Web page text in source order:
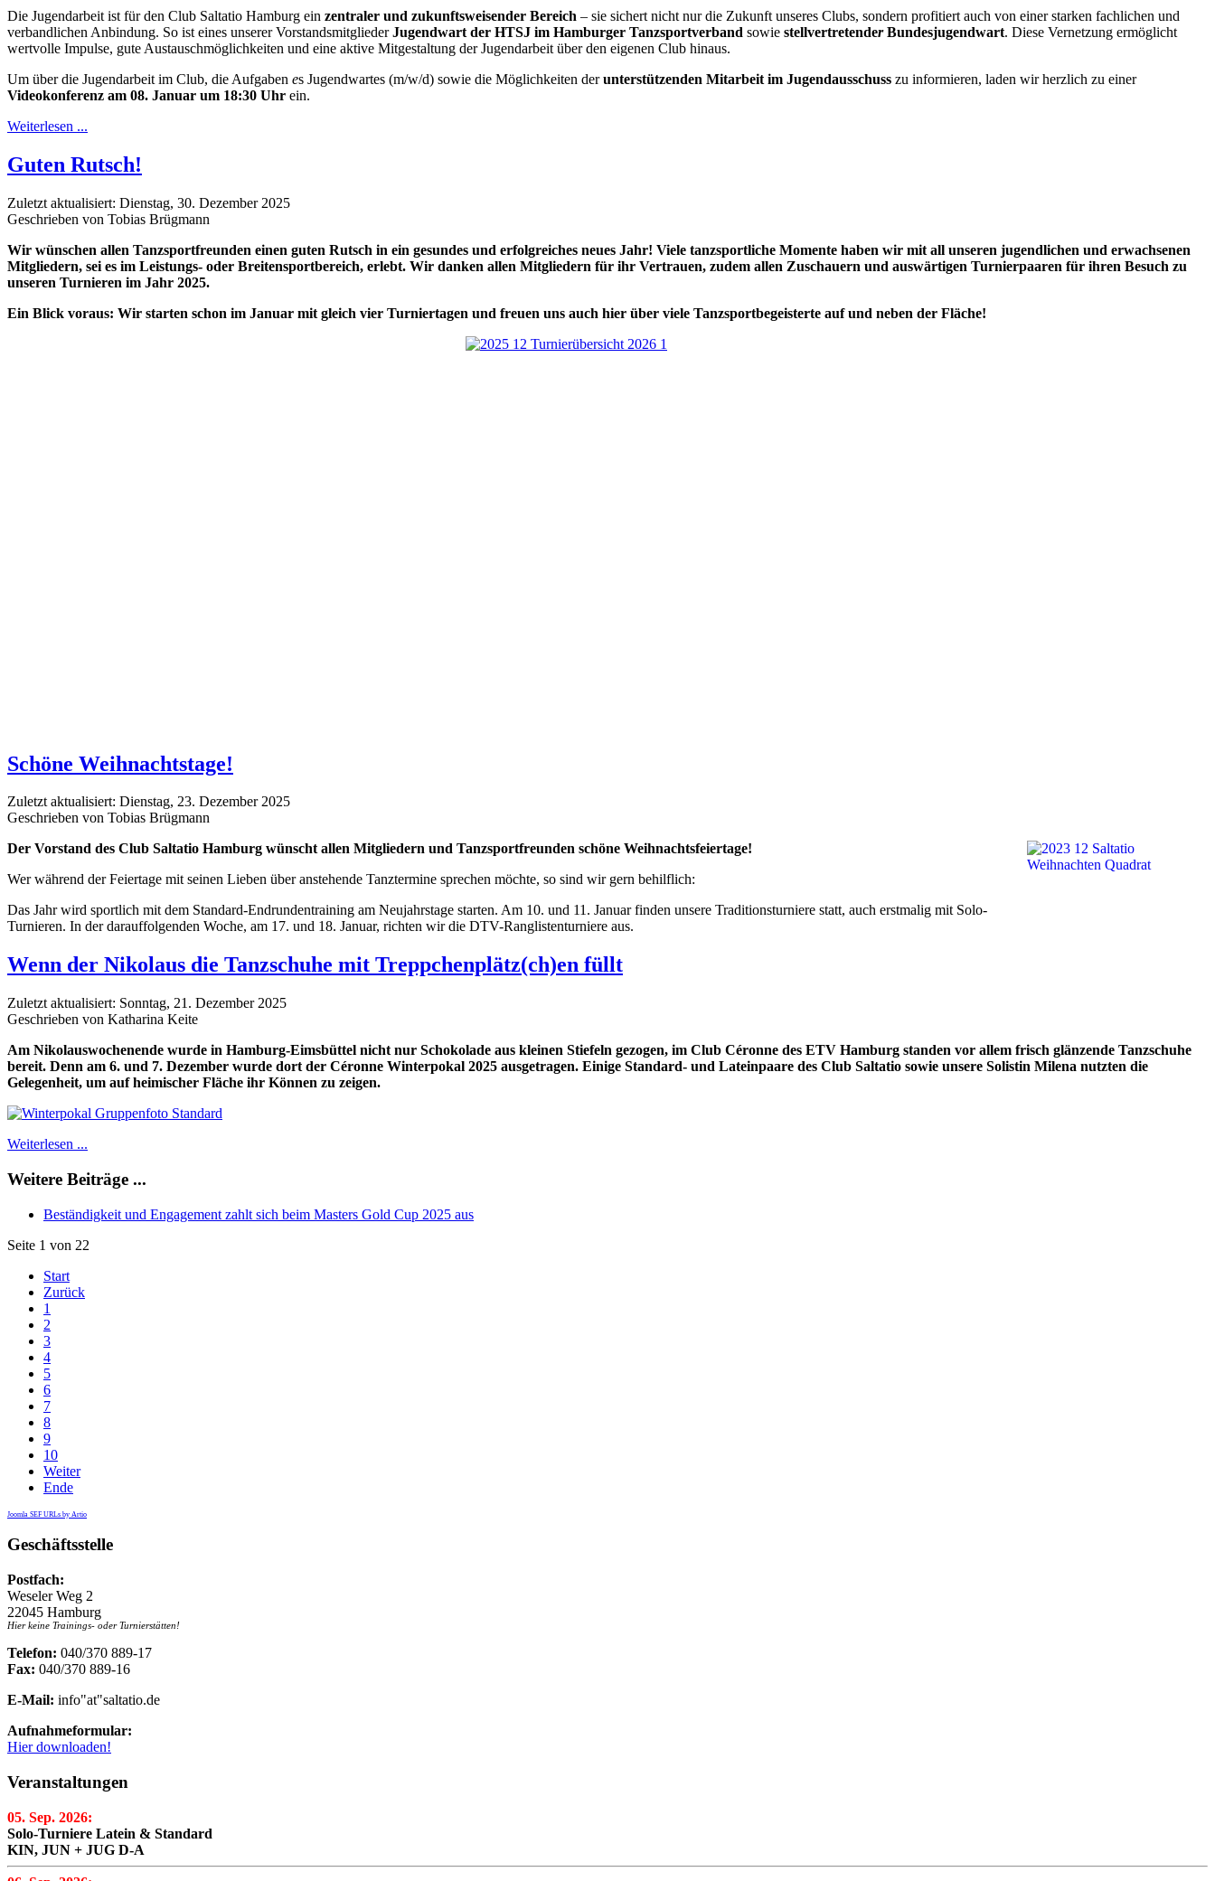
Die Jugendarbeit ist für den Club Saltatio Hamburg ein zentraler und zukunftsweisender Bereich – sie sichert nicht nur die Zukunft unseres Clubs, sondern profitiert auch von einer starken fachlichen und
verbandlichen Anbindung. So ist eines unserer VorstandsmitgliederJugendwart der HTSJ im Hamburger Tanzsportverband sowie stellvertretenderBundesjugendwart. Diese Vernetzung ermöglicht
wertvolle Impulse, gute Austauschmöglichkeiten und eine aktive Mitgestaltung der Jugendarbeit über den eigenen Club hinaus.
Um über die Jugendarbeit im Club, die Aufgaben es Jugendwartes (m/w/d) sowie die Möglichkeiten derunterstützenden Mitarbeit im Jugendausschuss zu informieren, laden wir herzlich zu einer
Videokonferenz am 08. Januar um 18:30 Uhr ein.
Weiterlesen ...
Guten Rutsch!
Zuletzt aktualisiert: Dienstag, 30. Dezember 2025
Geschrieben von Tobias Brügmann
Wir wünschen allen Tanzsportfreunden einen guten Rutsch in ein gesundes und erfolgreiches neues Jahr! Viele tanzsportliche Momente haben wir mit all unseren jugendlichen und erwachsenen
Mitgliedern, sei es im Leistungs- oder Breitensportbereich, erlebt. Wir danken allen Mitgliedern für ihr Vertrauen, zudem allen Zuschauern und auswärtigen Turnierpaaren für ihren Besuch zu
unseren Turnieren im Jahr 2025.
Ein Blick voraus: Wir starten schon im Januar mit gleich vier Turniertagen und freuen uns auch hier über viele Tanzsportbegeisterte auf und neben der Fläche!
Schöne Weihnachtstage!
Zuletzt aktualisiert: Dienstag, 23. Dezember 2025
Geschrieben von Tobias Brügmann
Der Vorstand des Club Saltatio Hamburg wünscht allen Mitgliedern und Tanzsportfreunden schöne Weihnachtsfeiertage!
Wer während der Feiertage mit seinen Lieben über anstehende Tanztermine sprechen möchte, so sind wir gern behilflich:
Das Jahr wird sportlich mit dem Standard-Endrundentraining am Neujahrstage starten. Am 10. und 11. Januar finden unsere Traditionsturniere statt, auch erstmalig mit Solo-
Turnieren. In der darauffolgenden Woche, am 17. und 18. Januar, richten wir die DTV-Ranglistenturniere aus.
Wenn der Nikolaus die Tanzschuhe mit Treppchenplätz(ch)en füllt
Zuletzt aktualisiert: Sonntag, 21. Dezember 2025
Geschrieben von Katharina Keite
Am Nikolauswochenende wurde in Hamburg-Eimsbüttel nicht nur Schokolade aus kleinen Stiefeln gezogen, im Club Céronne des ETV Hamburg standen vor allem frisch glänzende Tanzschuhe
bereit. Denn am 6. und 7. Dezember wurde dort der Céronne Winterpokal 2025 ausgetragen. Einige Standard- und Lateinpaare des Club Saltatio sowie unsere Solistin Milena nutzten die
Gelegenheit, um auf heimischer Fläche ihr Können zu zeigen.
Weiterlesen ...
Weitere Beiträge ...
Beständigkeit und Engagement zahlt sich beim Masters Gold Cup 2025 aus
Seite 1 von 22
Start
Zurück
1
2
3
4
5
6
7
8
9
10
Weiter
Ende
Joomla SEF URLs by Artio
Geschäftsstelle
Postfach:
Weseler Weg 2
22045 Hamburg
Hier keine Trainings- oder Turnierstätten!
Telefon: 040/370 889-17
Fax: 040/370 889-16
E-Mail: info"at"saltatio.de
Aufnahmeformular:
Hier downloaden!
Veranstaltungen
05. Sep. 2026:
Solo-Turniere Latein & Standard
KIN, JUN + JUG D-A